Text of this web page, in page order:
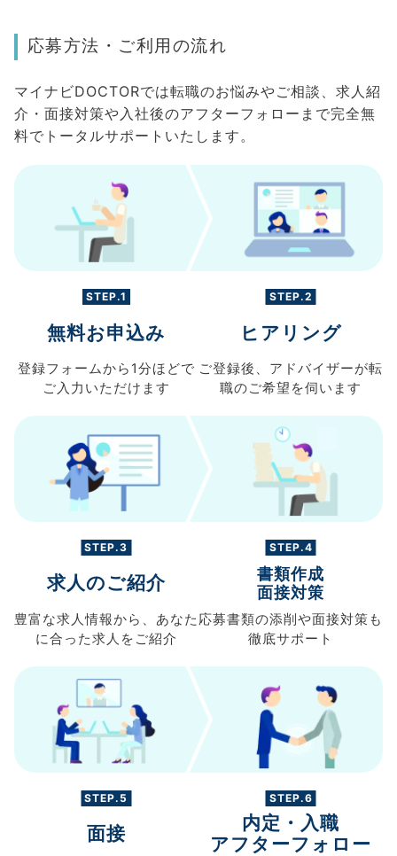
応募方法・ご利用の流れ
マイナビDOCTORでは転職のお悩みやご相談、求人紹
介・面接対策や入社後のアフターフォローまで完全無
料でトータルサポートいたします。
STEP.1
無料お申込み
登録フォームから 1分ほどで
ご入力 いただけます
STEP.2
ヒアリング
ご登録後、 アドバイザーが転
職のご希望を伺います
STEP.3
求人のご紹介
豊富な求人情報から、 あなた
に合った求人を ご紹介
STEP.4
書類作成
面接対策
応募書類の添削や面接対策も
徹底サポート
STEP.5
面接
STEP.6
内定・入職
アフターフォロー